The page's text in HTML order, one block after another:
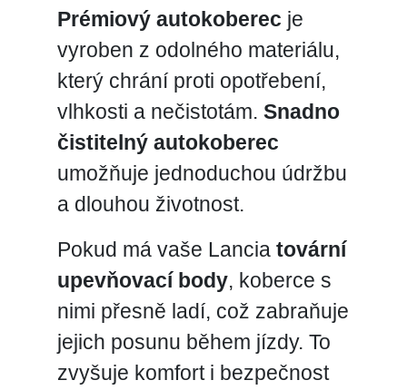
Prémiový autokoberec je
vyroben z odolného materiálu,
který chrání proti opotřebení,
vlhkosti a nečistotám. Snadno
čistitelný autokoberec
umožňuje jednoduchou údržbu
a dlouhou životnost.
Pokud má vaše Lancia tovární
upevňovací body, koberce s
nimi přesně ladí, což zabraňuje
jejich posunu během jízdy. To
zvyšuje komfort i bezpečnost